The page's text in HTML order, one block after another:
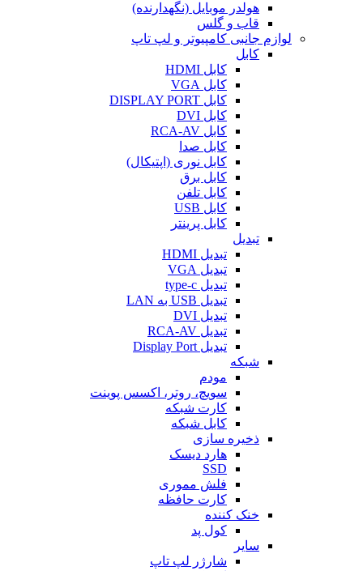
هولدر موبایل (نگهدارنده)
قاب و گلس
لوازم جانبی کامپیوتر و لپ تاپ
کابل
کابل HDMI
کابل VGA
کابل DISPLAY PORT
کابل DVI
کابل RCA-AV
کابل صدا
کابل نوری (اپتیکال)
کابل برق
کابل تلفن
کابل USB
کابل پرینتر
تبدیل
تبدیل HDMI
تبدیل VGA
تبدیل type-c
تبدیل USB به LAN
تبدیل DVI
تبدیل RCA-AV
تبدیل Display Port
شبکه
مودم
سویچ، روتر، اکسس پوینت
کارت شبکه
کابل شبکه
ذخیره سازی
هارد دیسک
SSD
فلش مموری
کارت حافظه
خنک کننده
کول پد
سایر
شارژر لپ تاپ